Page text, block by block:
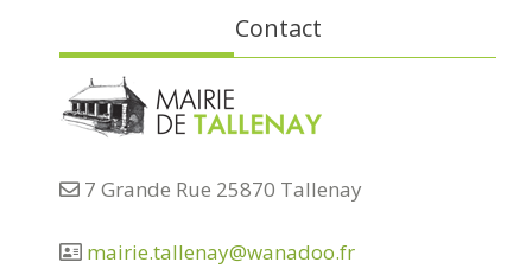
Contact
7 Grande Rue 25870 Tallenay
mairie.tallenay@wanadoo.fr